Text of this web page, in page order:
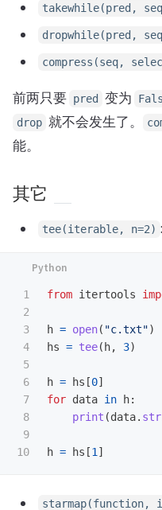
takewhile(pred,
dropwhile(pred,
compress(seq,
前两只要 pred 变为
drop 就不会发生了。
能。
其它
tee(iterable, n=2)
1
2
3
4
5
6
7
8
9
from itertools
h = open( "c.txt")
hs = tee( h, 3)
h = hs [0]
for data in h:
print (data.
h = hs [1 ]
starmap(function,